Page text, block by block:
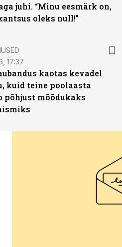
juhi. “Minu eesmärk on,
oleks null!”
17:37
kaotas kevadel
kuid teine poolaasta
põhjust mõõdukaks